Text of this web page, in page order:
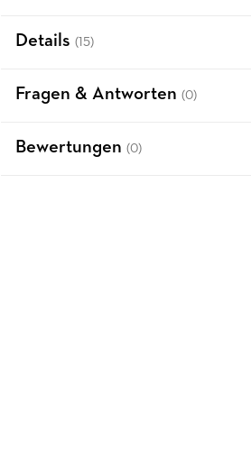
Details (15)
Fragen & Antworten (0)
Bewertungen (0)